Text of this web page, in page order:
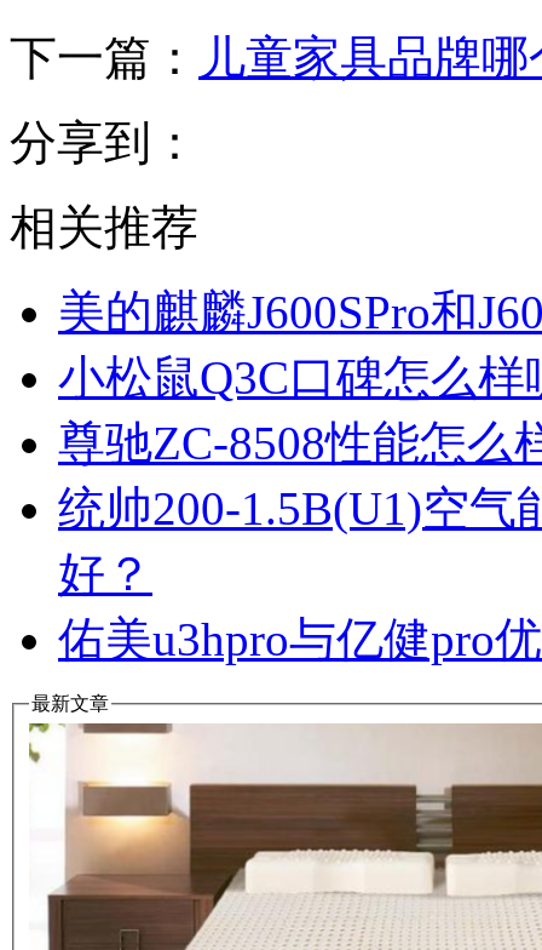
下一篇： 儿童家具品牌
分享到：
相关推荐
美的麒麟J600SPro和
小松鼠Q3C口碑怎么
尊驰ZC-8508性能怎么
统帅200-1.5B(U1)空
好？
佑美u3hpro与亿健pro
最新文章